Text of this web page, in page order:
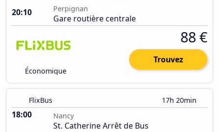
20:10
Perpignan
Gare routière centrale
Économique
88 €
Trouvez
FlixBus 17h 20min
18:00 Nancy
St. Catherine Arrêt de Bus